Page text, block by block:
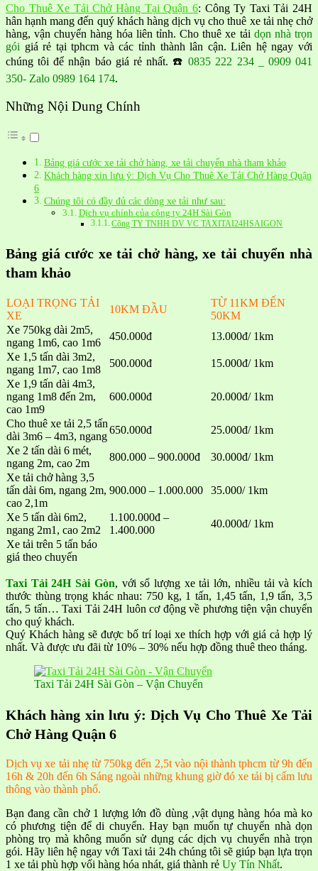
Cho Thuê Xe Tải Chở Hàng Tại Quận 6: Công Ty Taxi Tải 24H
hân hạnh mang đến quý khách hàng dịch vụ cho thuê xe tải nhẹ chở
hàng, vận chuyển hàng hóa liên tỉnh. Cho thuê xe tải dọn nhà trọn
gói giá rẻ tại tphcm và các tỉnh thành lân cận. Liên hệ ngay với
chúng tôi để nhận báo giá rẻ nhất. ☎️0835 222 234 _ 0909 041
350- Zalo 0989 164 174.
Những Nội Dung Chính
Bảng giá cước xe tải chở hàng, xe tải chuyển nhà tham khảo
Khách hàng xin lưu ý: Dịch Vụ Cho Thuê Xe Tải Chở Hàng Quận
6
Chúng tôi có đầy đủ các dòng xe tải như sau:
Dịch vụ chính của công ty 24H Sài Gòn
Công TY TNHH DV VC TAXITAI24HSAIGON
Bảng giá cước xe tải chở hàng, xe tải chuyển nhà
tham khảo
LOẠI TRỌNG TẢI
XE
10KM ĐẦU
TỪ 11KM ĐẾN
50KM
Xe 750kg dài 2m5,
ngang 1m6, cao 1m6
450.000đ
13.000đ/ 1km
Xe 1,5 tấn dài 3m2,
ngang 1m7, cao 1m8
500.000đ
15.000đ/ 1km
Xe 1,9 tấn dài 4m3,
ngang 1m8 đến 2m,
cao 1m9
600.000đ 20.000đ/ 1km
Cho thuê xe tải 2,5 tấn
dài 3m6 – 4m3, ngang
650.000đ
25.000đ/ 1km
Xe 2 tấn dài 6 mét,
ngang 2m, cao 2m
800.000 – 900.000đ
30.000đ/ 1km
Xe tải chở hàng 3,5
tấn dài 6m, ngang 2m,
cao 2,1m
900.000 – 1.000.000 35.000/ 1km
Xe 5 tấn dài 6m2,
ngang 2m1, cao 2m2
1.100.000đ –
1.400.000
40.000đ/ 1km
Xe tải trên 5 tấn báo
giá theo chuyến
Taxi Tải 24H Sài Gòn, với số lượng xe tải lớn, nhiều tải và kích
thước thùng trọng khác nhau: 750 kg, 1 tấn, 1,45 tấn, 1,9 tấn, 3,5
tấn, 5 tấn… Taxi Tải 24H luôn cơ động về phương tiện vận chuyển
cho quý khách.
Quý Khách hàng sẽ được bố trí loại xe thích hợp với giá cả hợp lý
nhất. Và được ưu đãi từ 10% – 30% nếu hợp đồng thuê theo tháng.
Taxi Tải 24H Sài Gòn – Vận Chuyển
Khách hàng xin lưu ý: Dịch Vụ Cho Thuê Xe Tải
Chở Hàng Quận 6
Dịch vụ xe tải nhẹ từ 750kg đến 2,5t vào nội thành tphcm từ 9h đến
16h & 20h đến 6h Sáng ngoài những khung giờ đó xe tải bị cấm lưu
thông vào thành phố.
Bạn đang cần chở 1 lượng lớn đồ dùng ,vật dụng hàng hóa mà ko
có phương tiện để di chuyển. Hay bạn muốn tự chuyển nhà dọn
phòng trọ mà không muốn sử dụng các dịch vụ chuyển nhà trọn
gói. Hãy liên hệ ngay với Taxi tải 24h chúng tôi sẽ giúp bạn lựa trọn
1 xe tải phù hợp vối hàng hóa nhát, giá thành rẻ Uy Tín Nhất.